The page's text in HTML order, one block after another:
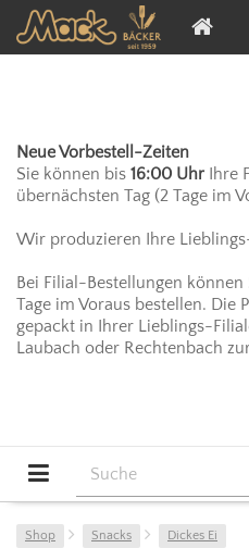
Neue Vorbestell-Zeiten
Sie können bis 16:00 Uhr Ihre
übernächsten Tag (2 Tage im
Wir produzieren Ihre
Bei Filial-Bestellungen
Tage im Voraus bestellen. Die
gepackt in Ihrer Lieblings-
Laubach oder Rechtenbach
Shop Snacks Dickes Ei
Cookie-Einstellungen